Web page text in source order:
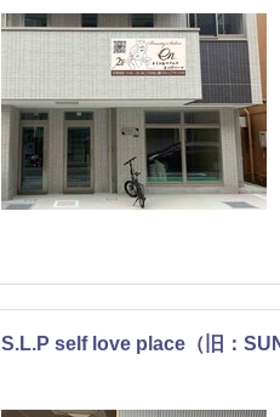
S.L.P self love place（旧：SUN